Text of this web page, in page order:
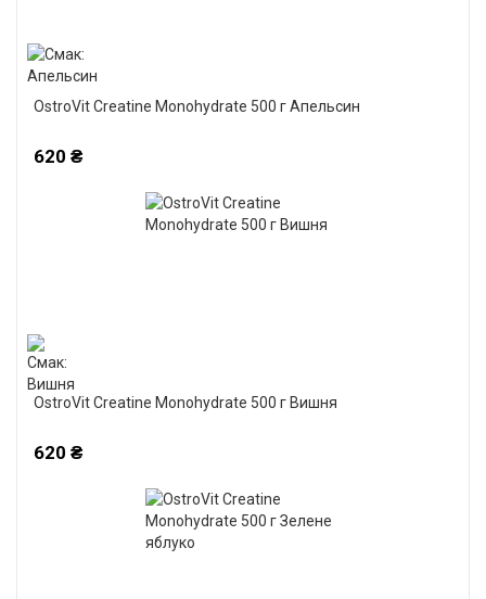
OstroVit Creatine Monohydrate 500 г Апельсин
620 ₴
OstroVit Creatine Monohydrate 500 г Вишня
620 ₴